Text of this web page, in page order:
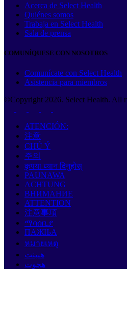
Acerca de Select Health
Quiénes somos
Trabaja en Select Health
Sala de prensa
COMUNÍQUESE CON NOSOTROS
Comunícate con Select Health
Asistencia para miembros
©Copyright 2026. Select Health. All
ATENCIÓN:
注意
CHÚ Ý
주의
कृपया ध्यान दिनुहोस्
PAUNAWA
ACHTUNG
ВНИМАНИЕ
ATTENTION
注意事項
ማሳሰቢያ
ПАЖЊА
หมายเหตุ
هيبنت
هجوت